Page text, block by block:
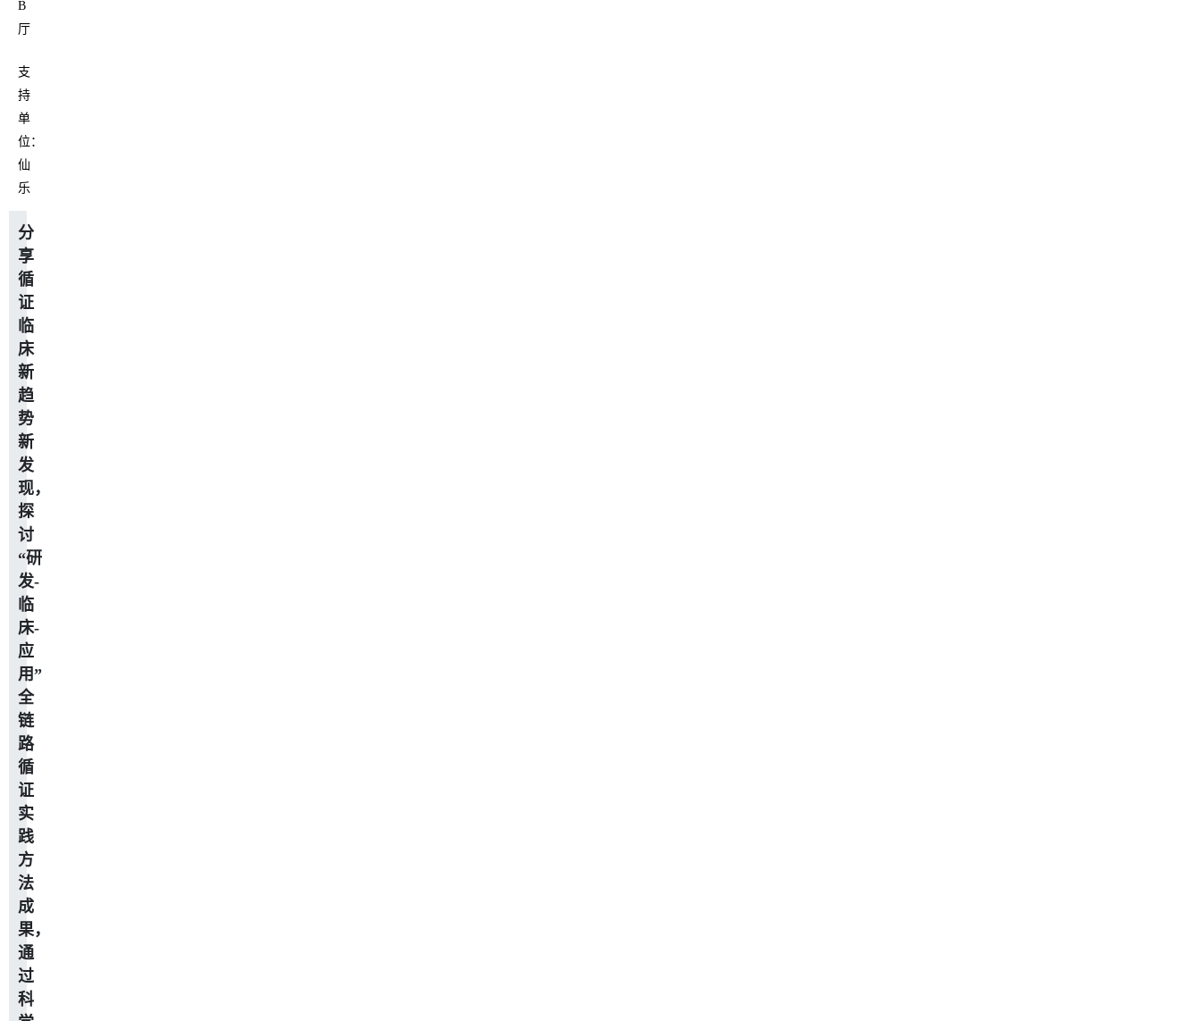
B
厅
支
持
单
位：
仙
乐
分
享
循
证
临
床
新
趋
势
新
发
现，
探
讨
“研
发-
临
床-
应
用”
全
链
路
循
证
实
践
方
法
成
果，
通
过
科